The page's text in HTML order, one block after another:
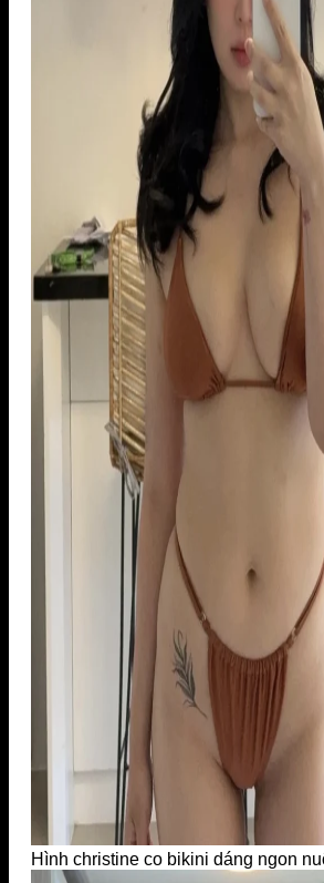
Hình christine co bikini dáng ngon